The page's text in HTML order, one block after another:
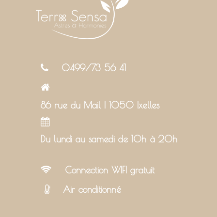
0499/73 56 41
86 rue du Mail | 1050 Ixelles
Du lundi au samedi de 10h à 20h
Connection WIFI gratuit
Air conditionné